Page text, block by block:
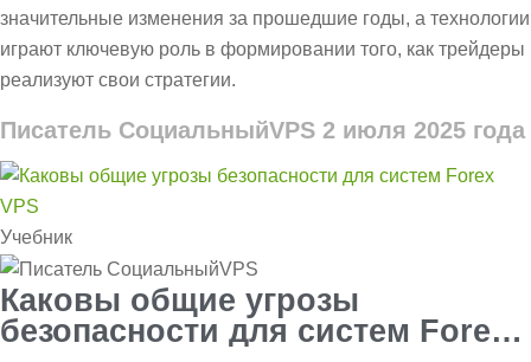
значительные изменения за прошедшие годы, а технологии
играют ключевую роль в формировании того, как трейдеры
реализуют свои стратегии.
Писатель СоциальныйVPS 2 июля 2025 года
Учебник
Каковы общие угрозы
безопасности для систем Forex